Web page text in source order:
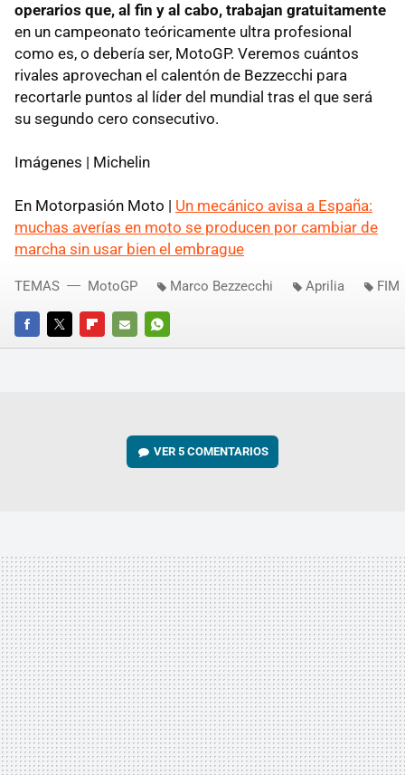
operarios que, al fin y al cabo, trabajan gratuitamente
en un campeonato teóricamente ultra profesional
como es, o debería ser, MotoGP. Veremos cuántos
rivales aprovechan el calentón de Bezzecchi para
recortarle puntos al líder del mundial tras el que será
su segundo cero consecutivo.
Imágenes | Michelin
En Motorpasión Moto | Un mecánico avisa a España:
muchas averías en moto se producen por cambiar de
marcha sin usar bien el embrague
FACEBOOKTWITTERFLIPBOARD
E-
WHATSAPP
TEMAS MotoGP Marco Bezzecchi Aprilia FIM
VER5 COMENTARIOS